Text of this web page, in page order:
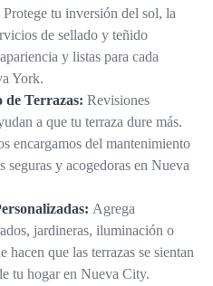
Protege tu inversión del sol, la
de sellado y teñido
y listas para cada
York.
de Terrazas: Revisiones
a que tu terraza dure más.
encargamos del mantenimiento
seguras y acogedoras en Nueva
Agrega
jardineras, iluminación o
hacen que las terrazas se sientan
tu hogar en Nueva City.